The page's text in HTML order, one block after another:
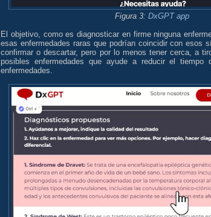
Figura 3: DxGPT app
El objetivo, como es diagnosticar en firme ninguna
esas enfermedades raras que podrían coincidir con esos
confirmar o descartar, pero por lo menos tener cerca, a
posibles enfermedades que ayude a reducir el tiempo
enfermedades.